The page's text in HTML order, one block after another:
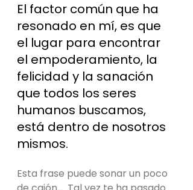
El factor común que ha
resonado en mí, es que
el lugar para encontrar
el empoderamiento, la
felicidad y la sanación
que todos los seres
humanos buscamos,
está dentro de nosotros
mismos.
Esta frase puede sonar un poco